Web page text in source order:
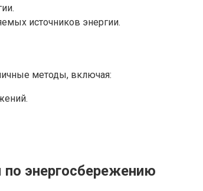
источников энергии.
методы, включая:
энергосбережению